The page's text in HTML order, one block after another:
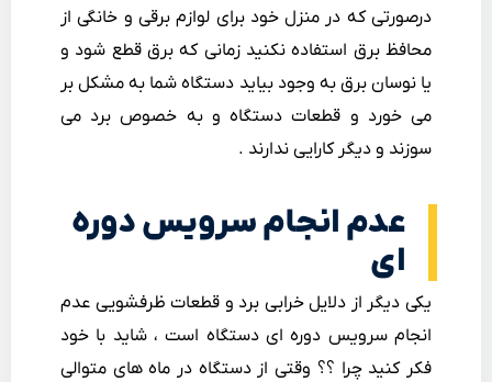
درصورتی که در منزل خود برای لوازم برقی و خانگی از
محافظ برق استفاده نکنید زمانی که برق قطع شود و
یا نوسان برق به وجود بیاید دستگاه شما به مشکل بر
می خورد و قطعات دستگاه و به خصوص برد می
سوزند و دیگر کارایی ندارند .
عدم انجام سرویس دوره
ای
یکی دیگر از دلایل خرابی برد و قطعات ظرفشویی عدم
انجام سرویس دوره ای دستگاه است ، شاید با خود
فکر کنید چرا ؟؟ وقتی از دستگاه در ماه های متوالی